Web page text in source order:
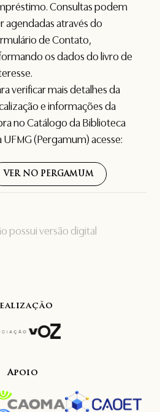
possui versão digital
Consultas podem
agendadas através do
deContato,
os dados do livro de
verificar mais detalhes da
e informações da
no Catálogo da Biblioteca
UFMG (Pergamum) acesse:
VER NO PERGAMUM
Apoio